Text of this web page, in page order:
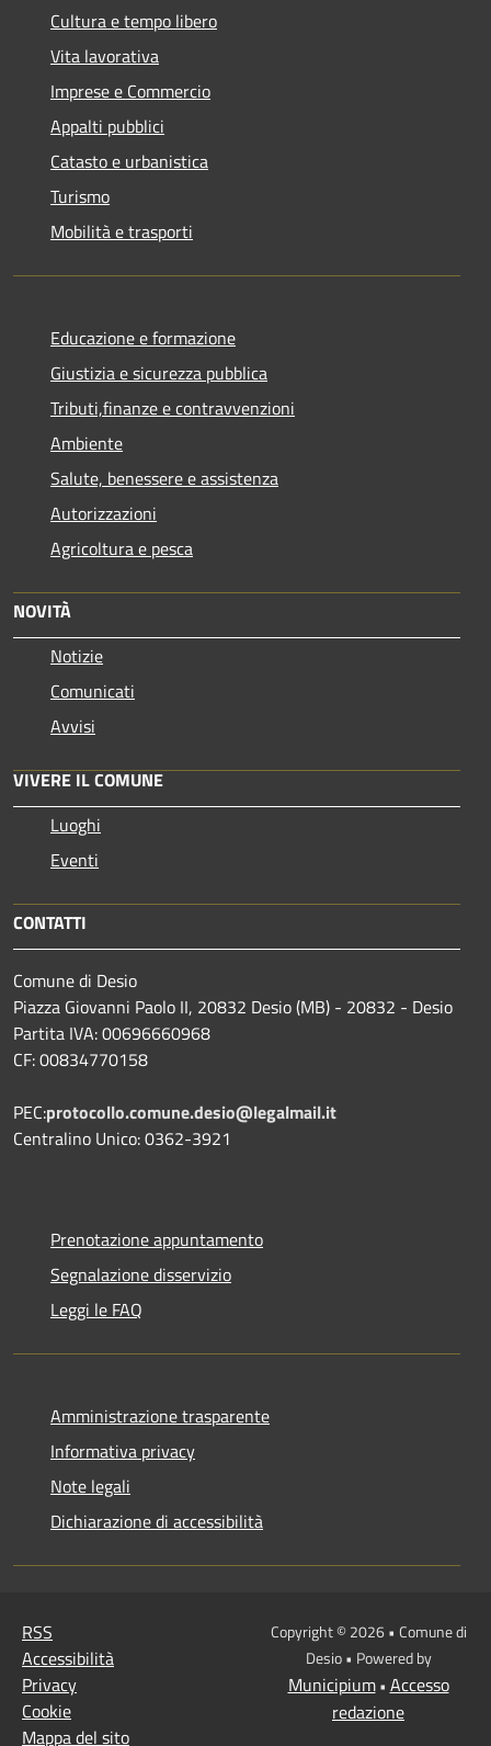
Cultura e tempo libero
Vita lavorativa
Imprese e Commercio
Appalti pubblici
Catasto e urbanistica
Turismo
Mobilità e trasporti
Educazione e formazione
Giustizia e sicurezza pubblica
Tributi,finanze e contravvenzioni
Ambiente
Salute, benessere e assistenza
Autorizzazioni
Agricoltura e pesca
NOVITÀ
Notizie
Comunicati
Avvisi
VIVERE IL COMUNE
Luoghi
Eventi
CONTATTI
Comune di Desio
Piazza Giovanni Paolo II, 20832 Desio (MB) - 20832 - Desio
Partita IVA: 00696660968
CF: 00834770158
PEC:protocollo.comune.desio@legalmail.it
Centralino Unico: 0362-3921
Prenotazione appuntamento
Segnalazione disservizio
Leggi le FAQ
Amministrazione trasparente
Informativa privacy
Note legali
Dichiarazione di accessibilità
RSS
Accessibilità
Privacy
Cookie
Mappa del sito
Copyright © 2026 • Comune di
Desio • Powered by
Municipium• Accesso
redazione